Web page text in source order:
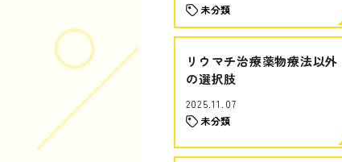
未分類
リウマチ治療薬物療法以外
の選択肢
2025.11.07
未分類